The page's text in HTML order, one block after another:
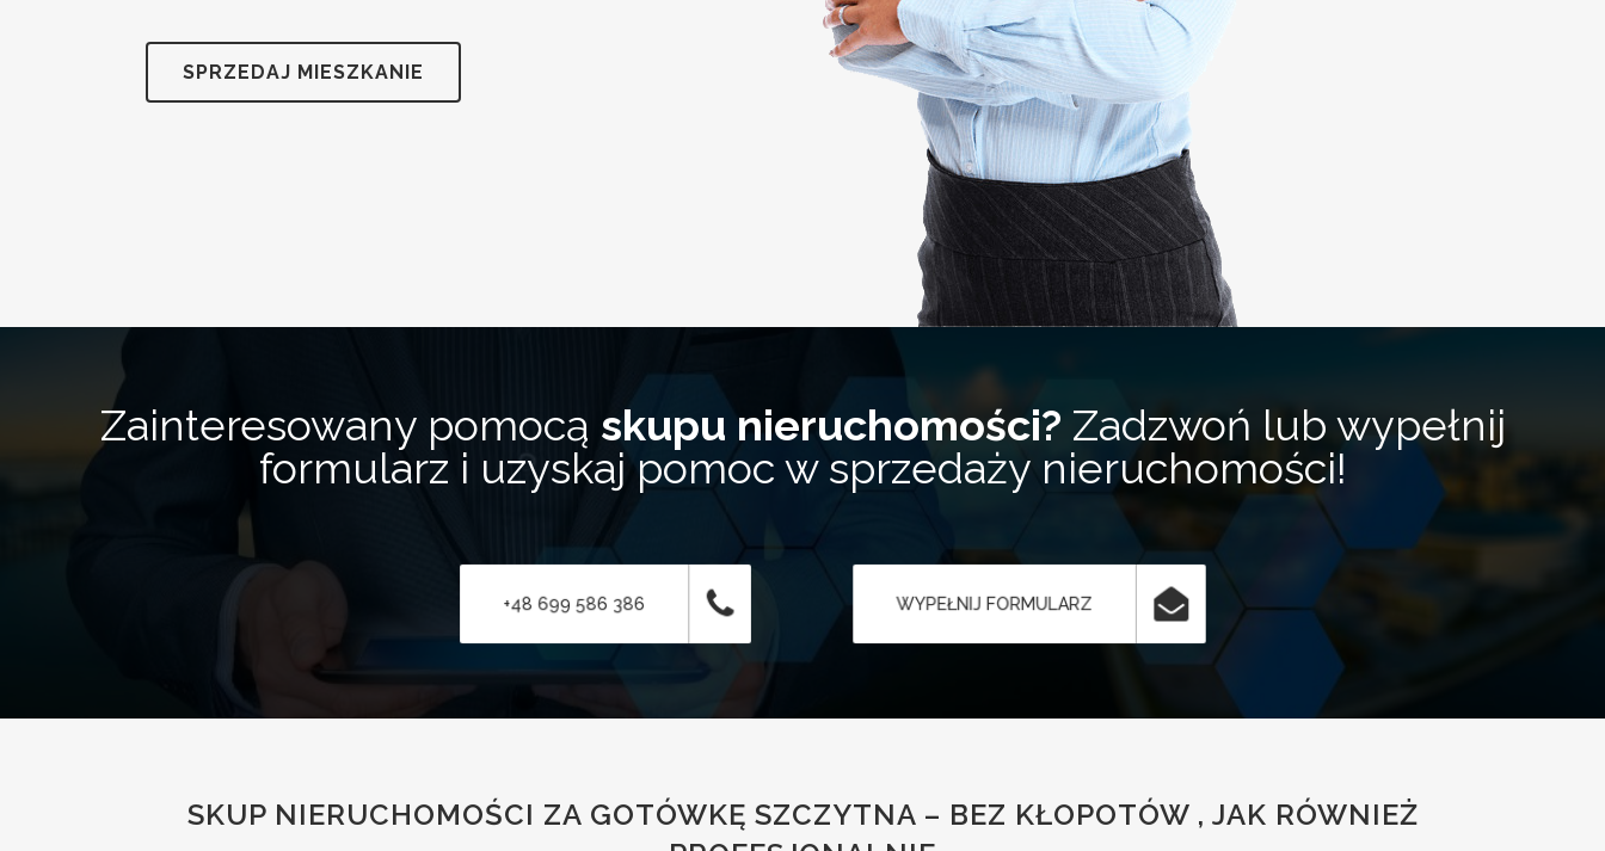
SPRZEDAJ MIESZKANIE
Zainteresowany pomocą skupu nieruchomości? Zadzwoń lub wypełnij
formularz i uzyskaj pomoc w sprzedaży nieruchomości!
+48 699 586 386 WYPEŁNIJ FORMULARZ
SKUP NIERUCHOMOŚCI ZA GOTÓWKĘ SZCZYTNA – BEZ KŁOPOTÓW , JAK RÓWNIEŻ